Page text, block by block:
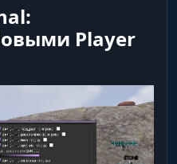
Player